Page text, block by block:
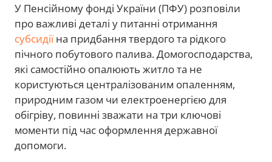
У Пенсійному фонді України (ПФУ) розповіли
про важливі деталі у питанні отримання
субсидіїна придбання твердого та рідкого
пічного побутового палива. Домогосподарства,
які самостійно опалюють житло та не
користуються централізованим опаленням,
природним газом чи електроенергією для
обігріву, повинні зважати на три ключові
моменти під час оформлення державної
допомоги.